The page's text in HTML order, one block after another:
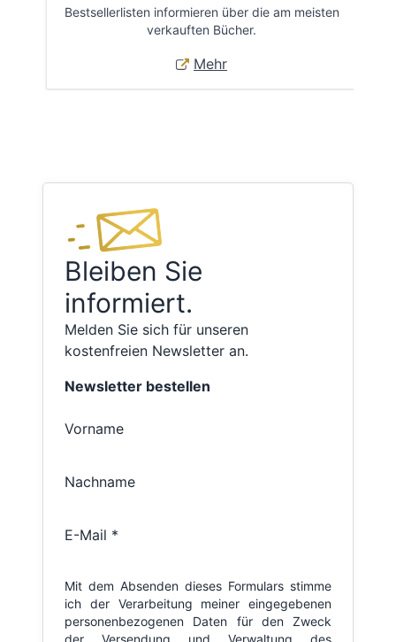
Bestsellerlisten informieren über die am meisten
verkauften Bücher.
Mehr
Bleiben Sie
informiert.
Melden Sie sich für unseren
kostenfreien Newsletter an.